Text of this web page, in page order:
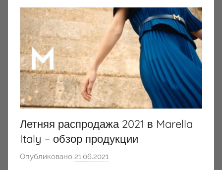
Летняя распродажа 2021 в Marella
Italy – обзор продукции
Опубликовано 21.06.2021